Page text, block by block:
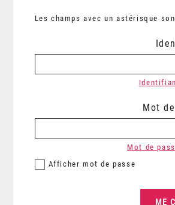
Les champs avec un astérisque
Mot
Afficher mot de passe
Mot de